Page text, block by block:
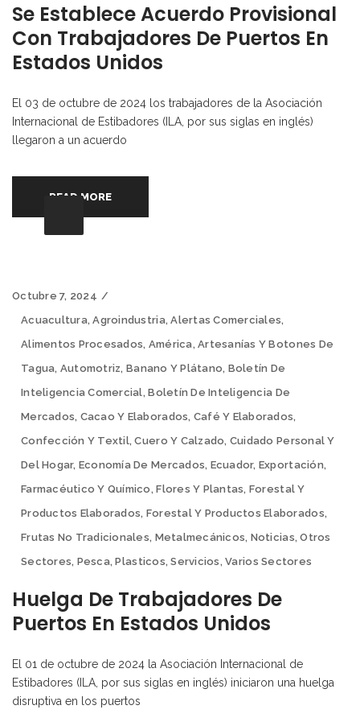
Se Establece Acuerdo Provisional
Con Trabajadores De Puertos En
Estados Unidos
El 03 de octubre de 2024 los trabajadores de la Asociación
Internacional de Estibadores (ILA, por sus siglas en inglés)
llegaron a un acuerdo
READ MORE
Octubre 7, 2024
Acuacultura,Agroindustria,Alertas Comerciales,
Alimentos Procesados, América,Artesanías Y Botones De
Tagua, Automotriz, Banano Y Plátano, Boletín De
Inteligencia Comercial,Boletín De Inteligencia De
Mercados, Cacao Y Elaborados, Café Y Elaborados,
Confección Y Textil,Cuero Y Calzado, Cuidado Personal Y
Del Hogar, Economía De Mercados, Ecuador, Exportación,
Farmacéutico Y Químico,Flores Y Plantas, Forestal Y
Productos Elaborados, Forestal Y Productos Elaborados,
Frutas No Tradicionales, Metalmecánicos, Noticias,Otros
Sectores, Pesca,Plasticos,Servicios,Varios Sectores
Huelga De Trabajadores De
Puertos En Estados Unidos
El 01 de octubre de 2024 la Asociación Internacional de
Estibadores (ILA, por sus siglas en inglés) iniciaron una huelga
disruptiva en los puertos